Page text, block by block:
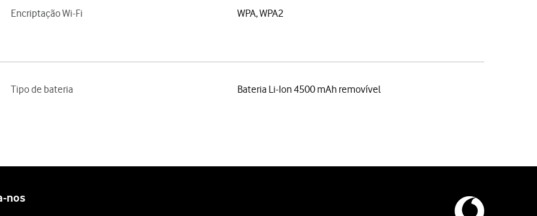
Encriptação Wi-Fi WPA, WPA2
Tipo de bateria Bateria Li-Ion 4500 mAh removível
nos